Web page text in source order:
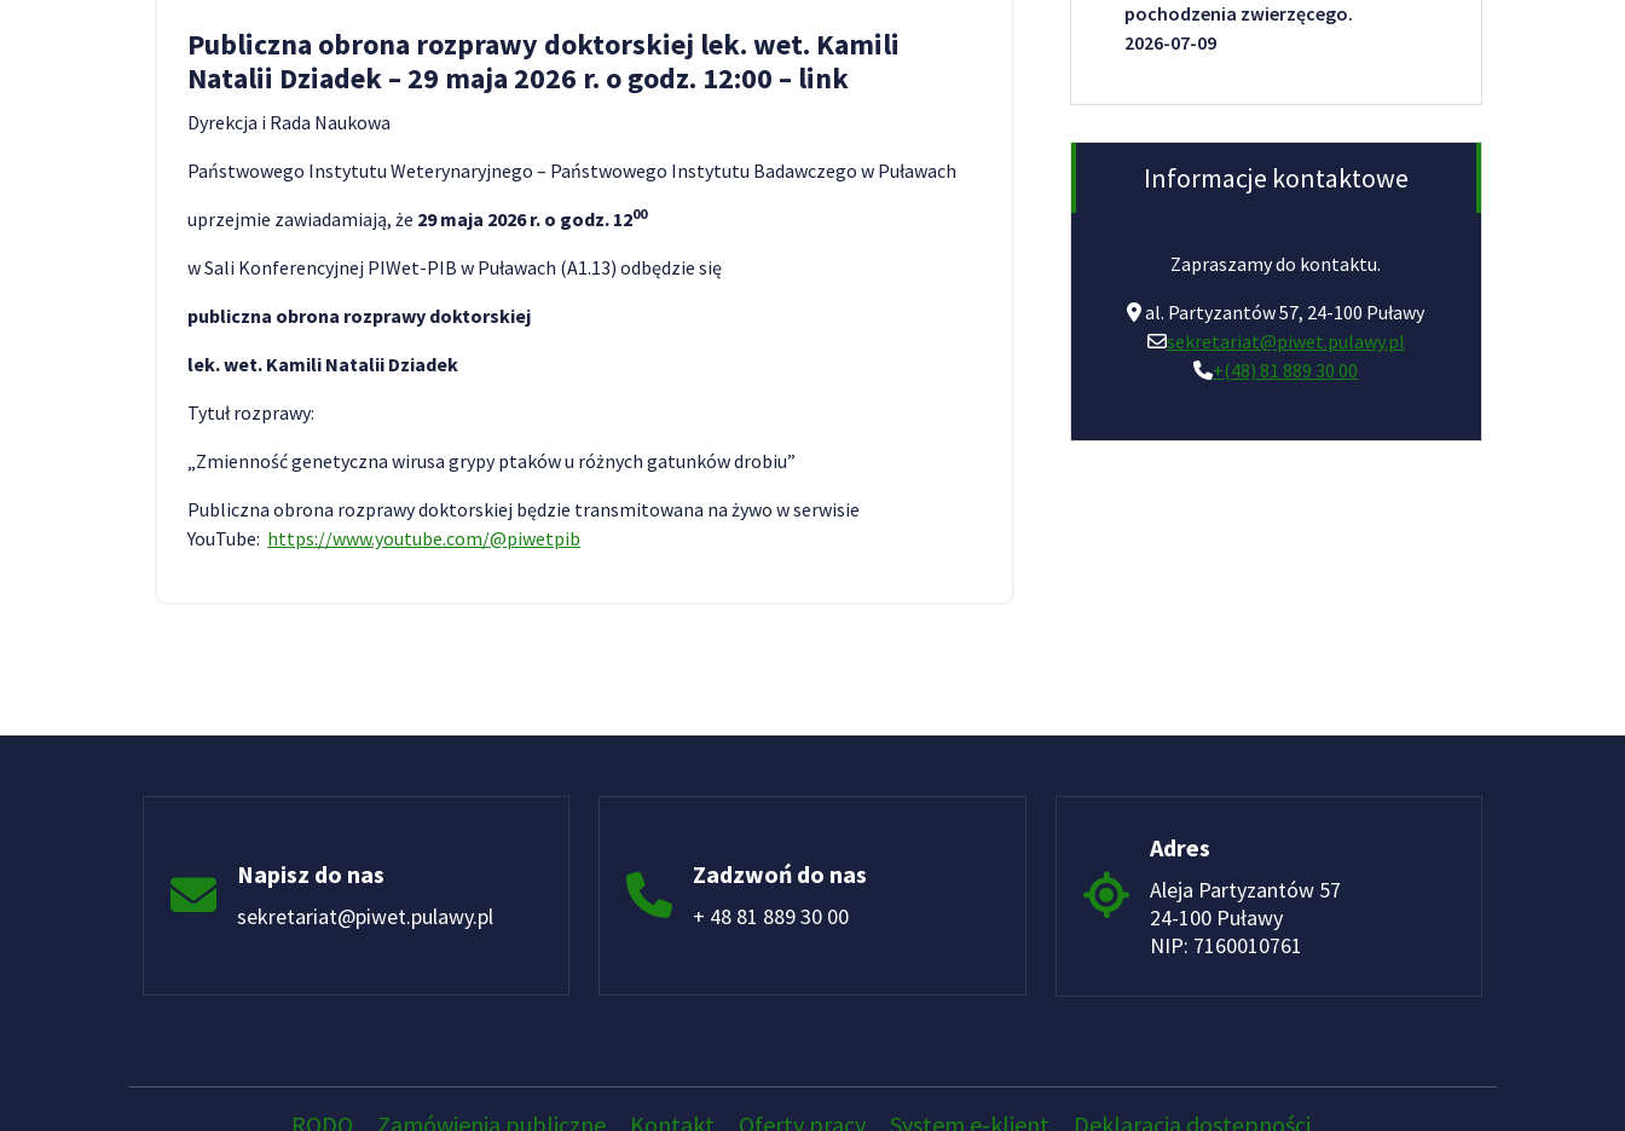
Publiczna obrona rozprawy doktorskiej lek. wet. Kamili
Natalii Dziadek – 29 maja 2026 r. o godz. 12:00 – link
Dyrekcja i Rada Naukowa
Państwowego Instytutu Weterynaryjnego – Państwowego Instytutu Badawczego w Puławach
uprzejmie zawiadamiają, że 29 maja 2026 r. o godz. 1200
w Sali Konferencyjnej PIWet-PIB w Puławach (A1.13) odbędzie się
publiczna obrona rozprawy doktorskiej
lek. wet. Kamili Natalii Dziadek
Tytuł rozprawy:
„Zmienność genetyczna wirusa grypy ptaków u różnych gatunków drobiu”
Publiczna obrona rozprawy doktorskiej będzie transmitowana na żywo w serwisie
YouTube: https://www.youtube.com/@piwetpib
pochodzenia zwierzęcego.
2026-07-09
Informacje kontaktowe
Zapraszamy do kontaktu.
al. Partyzantów 57, 24-100 Puławy
sekretariat@piwet.pulawy.pl
+(48) 81 889 30 00
Napisz do nas
sekretariat@piwet.pulawy.pl
Zadzwoń do nas
+ 48 81 889 30 00
Adres
Aleja Partyzantów 57
24-100 Puławy
NIP: 7160010761
RODO Zamówienia publiczne Kontakt Oferty pracy System e-klient Deklaracja dostępności